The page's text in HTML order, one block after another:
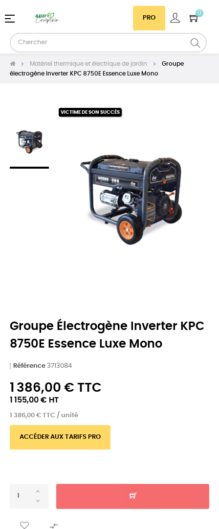
PRO
0
Basculer
navigation
☰
Matériel thermique et électrique de jardin
Groupe
électrogène Inverter KPC 8750E Essence Luxe Mono
VICTIME DE SON SUCCÈS
Groupe Électrogène Inverter KPC
8750E Essence Luxe Mono
Référence 3713084
1 386,00 € TTC
1 155,00 € HT
1 386,00 € TTC / unité
ACCÉDER AUX TARIFS PRO
